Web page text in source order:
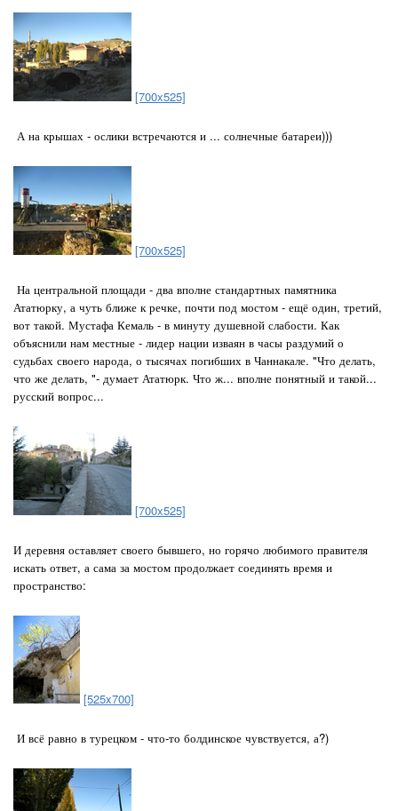
[700x525]
А на крышах - ослики встречаются и ... солнечные батареи)))
[700x525]
На центральной площади - два вполне стандартных памятника
Ататюрку, а чуть ближе к речке, почти под мостом - ещё один, третий,
вот такой. Мустафа Кемаль - в минуту душевной слабости. Как
объяснили нам местные - лидер нации изваян в часы раздумий о
судьбах своего народа, о тысячах погибших в Чаннакале. "Что делать,
что же делать, "- думает Ататюрк. Что ж... вполне понятный и такой...
русский вопрос...
[700x525]
И деревня оставляет своего бывшего, но горячо любимого правителя
искать ответ, а сама за мостом продолжает соединять время и
пространство:
[525x700]
И всё равно в турецком - что-то болдинское чувствуется, а?)